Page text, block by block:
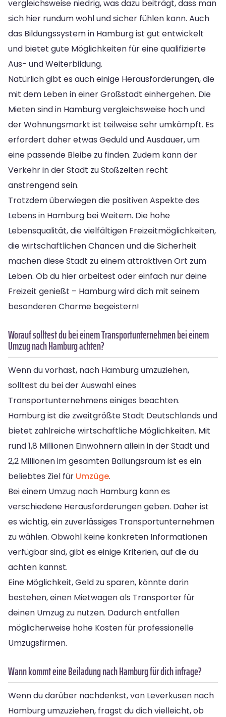
vergleichsweise niedrig, was dazu beiträgt, dass man
sich hier rundum wohl und sicher fühlen kann. Auch
das Bildungssystem in Hamburg ist gut entwickelt
und bietet gute Möglichkeiten für eine qualifizierte
Aus- und Weiterbildung.
Natürlich gibt es auch einige Herausforderungen, die
mit dem Leben in einer Großstadt einhergehen. Die
Mieten sind in Hamburg vergleichsweise hoch und
der Wohnungsmarkt ist teilweise sehr umkämpft. Es
erfordert daher etwas Geduld und Ausdauer, um
eine passende Bleibe zu finden. Zudem kann der
Verkehr in der Stadt zu Stoßzeiten recht
anstrengend sein.
Trotzdem überwiegen die positiven Aspekte des
Lebens in Hamburg bei Weitem. Die hohe
Lebensqualität, die vielfältigen Freizeitmöglichkeiten,
die wirtschaftlichen Chancen und die Sicherheit
machen diese Stadt zu einem attraktiven Ort zum
Leben. Ob du hier arbeitest oder einfach nur deine
Freizeit genießt – Hamburg wird dich mit seinem
besonderen Charme begeistern!
Worauf solltest du bei einem Transportunternehmen bei einem
Umzug nach Hamburg achten?
Wenn du vorhast, nach Hamburg umzuziehen,
solltest du bei der Auswahl eines
Transportunternehmens einiges beachten.
Hamburg ist die zweitgrößte Stadt Deutschlands und
bietet zahlreiche wirtschaftliche Möglichkeiten. Mit
rund 1,8 Millionen Einwohnern allein in der Stadt und
2,2 Millionen im gesamten Ballungsraum ist es ein
beliebtes Ziel für Umzüge.
Bei einem Umzug nach Hamburg kann es
verschiedene Herausforderungen geben. Daher ist
es wichtig, ein zuverlässiges Transportunternehmen
zu wählen. Obwohl keine konkreten Informationen
verfügbar sind, gibt es einige Kriterien, auf die du
achten kannst.
Eine Möglichkeit, Geld zu sparen, könnte darin
bestehen, einen Mietwagen als Transporter für
deinen Umzug zu nutzen. Dadurch entfallen
möglicherweise hohe Kosten für professionelle
Umzugsfirmen.
Wann kommt eine Beiladung nach Hamburg für dich infrage?
Wenn du darüber nachdenkst, von Leverkusen nach
Hamburg umzuziehen, fragst du dich vielleicht, ob